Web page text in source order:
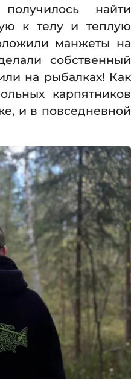
найти
к телу и теплую
манжеты на
собственный
на рыбалках! Как
карпятников
и в повседневной